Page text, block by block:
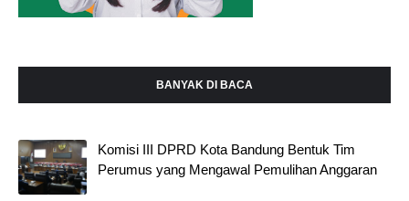
BANYAK DI BACA
Komisi III DPRD Kota Bandung Bentuk Tim
Perumus yang Mengawal Pemulihan Anggaran